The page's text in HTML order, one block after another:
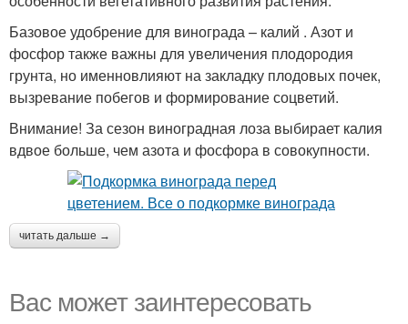
Базовое удобрение для винограда – калий . Азот и
фосфор также важны для увеличения плодородия
грунта, но именновлияют на закладку плодовых почек,
вызревание побегов и формирование соцветий.
Внимание! За сезон виноградная лоза выбирает калия
вдвое больше, чем азота и фосфора в совокупности.
читать дальше →
Вас может заинтересовать